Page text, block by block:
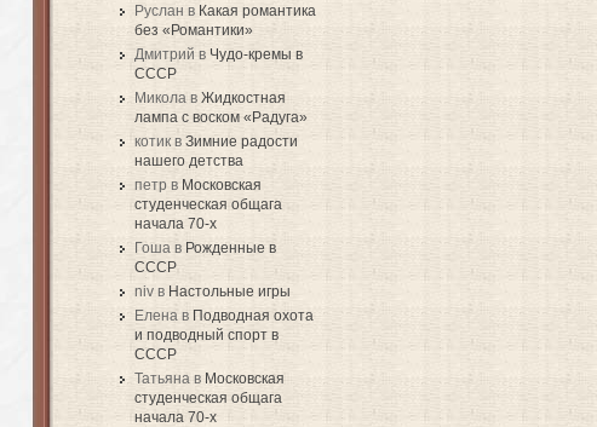
Руслан в Какая романтика
без «Романтики»
Дмитрий в Чудо-кремы в
СССР
Микола в Жидкостная
лампа с воском «Радуга»
котик в Зимние радости
нашего детства
петр в Московская
студенческая общага
начала 70-х
Гоша в Рожденные в
СССР
niv в Настольные игры
Елена в Подводная охота
и подводный спорт в
СССР
Татьяна в Московская
студенческая общага
начала 70-х